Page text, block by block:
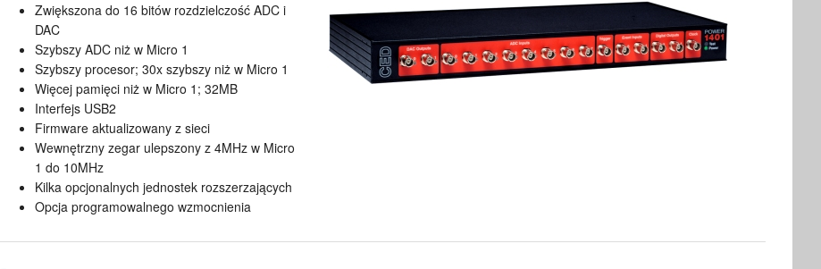
Zwiększona do 16 bitów rozdzielczość ADC i
DAC
Szybszy ADC niż w Micro 1
Szybszy procesor; 30x szybszy niż w Micro 1
Więcej pamięci niż w Micro 1; 32MB
Interfejs USB2
Firmware aktualizowany z sieci
Wewnętrzny zegar ulepszony z 4MHz w Micro
1 do 10MHz
Kilka opcjonalnych jednostek rozszerzających
Opcja programowalnego wzmocnienia